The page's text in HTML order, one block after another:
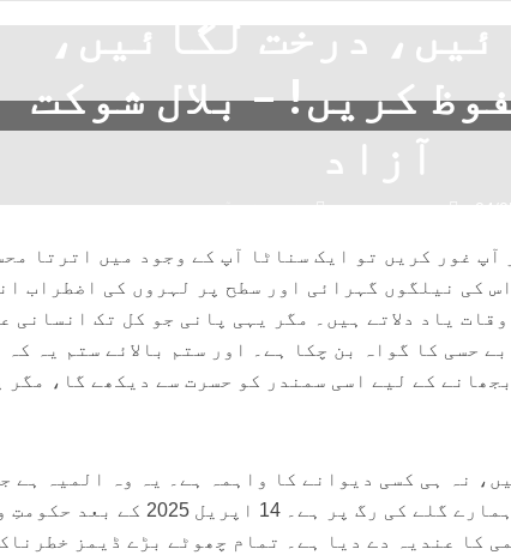
درخت لگائیں،
کریں! – بلال شوکت
آزاد
04/ تبصرہ لکھیے بلال شوکت آزاد
غور کریں تو ایک سناٹا آپ کے وجود میں اترتا
کی نیلگوں گہرائی اور سطح پر لہروں کی اضطراب
یاد دلاتے ہیں۔ مگر یہی پانی جو کل تک انسانی
حسی کا گواہ بن چکا ہے۔ اور ستم بالائے ستم یہ کہ
کے لیے اسی سمندر کو حسرت سے دیکھے گا، مگر
نہ ہی کسی دیوانے کا واہمہ ہے۔ یہ وہ المیہ ہے
دستک دروازے پر نہیں بلکہ اب ہمارے گلے کی رگ پر ہے۔ 14 اپریل 2025
کا عندیہ دے دیا ہے۔ تمام چھوٹے بڑے ڈیمز